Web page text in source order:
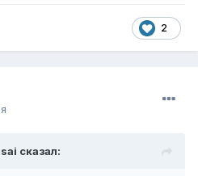
2
sai сказал: